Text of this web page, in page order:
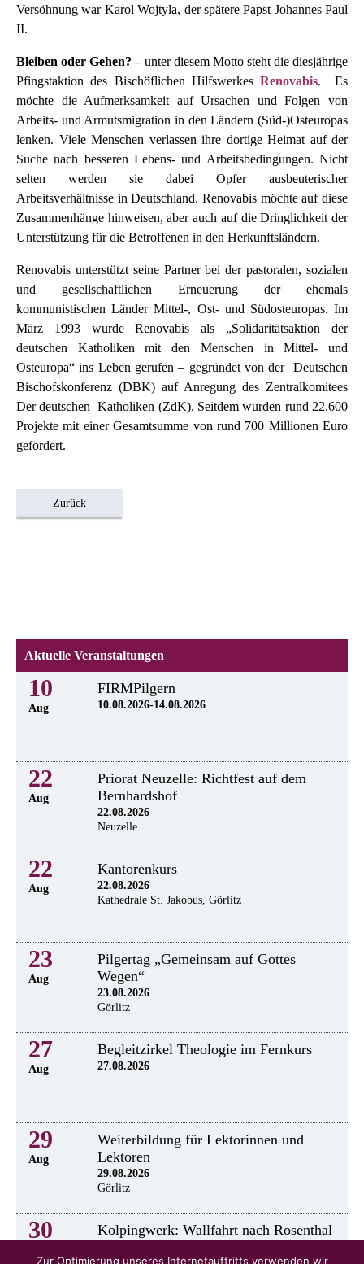
Versöhnung war Karol Wojtyla, der spätere Papst Johannes Paul
II.
Bleiben oder Gehen? –unter diesem Motto steht die diesjährige
Pfingstaktion des Bischöflichen HilfswerkesRenovabis. Es
möchte die Aufmerksamkeit auf Ursachen und Folgen von
Arbeits- und Armutsmigration in den Ländern (Süd-)Osteuropas
lenken. Viele Menschen verlassen ihre dortige Heimat auf der
Suche nach besseren Lebens- und Arbeitsbedingungen. Nicht
selten werden sie dabei Opfer ausbeuterischer
Arbeitsverhältnisse in Deutschland. Renovabis möchte auf diese
Zusammenhänge hinweisen, aber auch auf die Dringlichkeit der
Unterstützung für die Betroffenen in den Herkunftsländern.
Renovabis unterstützt seine Partner bei der pastoralen, sozialen
und gesellschaftlichen Erneuerung der ehemals
kommunistischen Länder Mittel-, Ost- und Südosteuropas. Im
März 1993 wurde Renovabis als „Solidaritätsaktion der
deutschen Katholiken mit den Menschen in Mittel- und
Osteuropa“ ins Leben gerufen – gegründet von der Deutschen
Bischofskonferenz (DBK) auf Anregung des Zentralkomitees
Der deutschen Katholiken (ZdK). Seitdem wurden rund 22.600
Projekte mit einer Gesamtsumme von rund 700 Millionen Euro
gefördert.
Zurück
Aktuelle Veranstaltungen
10
Aug
FIRMPilgern
10.08.2026-14.08.2026
22
Aug
Priorat Neuzelle: Richtfest auf dem
Bernhardshof
22.08.2026
Neuzelle
22
Aug
Kantorenkurs
22.08.2026
Kathedrale St. Jakobus, Görlitz
23
Aug
Pilgertag „Gemeinsam auf Gottes
Wegen“
23.08.2026
Görlitz
27
Aug
Begleitzirkel Theologie im Fernkurs
27.08.2026
29
Aug
Weiterbildung für Lektorinnen und
Lektoren
29.08.2026
Görlitz
30 Kolpingwerk: Wallfahrt nach Rosenthal
Zur Optimierung unseres Internetauftritts verwenden wir